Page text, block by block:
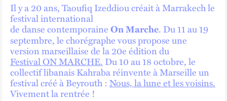
Il y a 20 ans, Taoufiq Izeddiou créait à Marrakech le
festival international
de danse contemporaineOn Marche. Du 11 au 19
septembre, le chorégraphe vous propose une
version marseillaise de la 20e édition du
Festival ON MARCHE. Du 10 au 18 octobre, le
collectif libanais Kahraba réinvente à Marseille un
festival créé à Beyrouth : Nous, la lune et les voisins.
Vivement la rentrée !